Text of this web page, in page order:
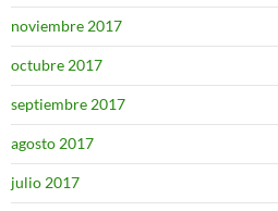
noviembre 2017
octubre 2017
septiembre 2017
agosto 2017
julio 2017